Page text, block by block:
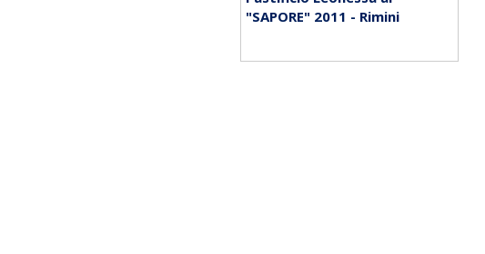
"SAPORE" 2011 - Rimini